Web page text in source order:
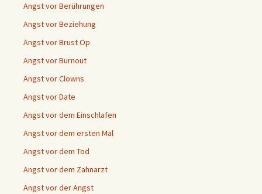
Angst vor Berührungen
Angst vor Beziehung
Angst vor Brust Op
Angst vor Burnout
Angst vor Clowns
Angst vor Date
Angst vor dem Einschlafen
Angst vor dem ersten Mal
Angst vor dem Tod
Angst vor dem Zahnarzt
Angst vor der Angst